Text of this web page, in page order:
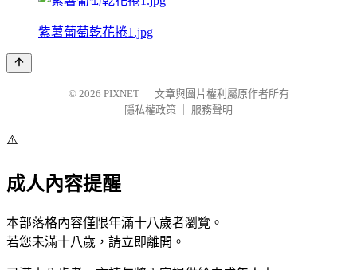
紫薯葡萄乾花捲1.jpg
© 2026 PIXNET
文章與圖片權利屬原作者所有
隱私權政策
服務聲明
⚠️
成人內容提醒
本部落格內容僅限年滿十八歲者瀏覽。
若您未滿十八歲，請立即離開。